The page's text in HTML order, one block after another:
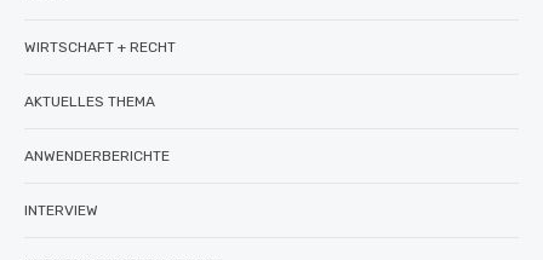
WIRTSCHAFT + RECHT
AKTUELLES THEMA
ANWENDERBERICHTE
INTERVIEW